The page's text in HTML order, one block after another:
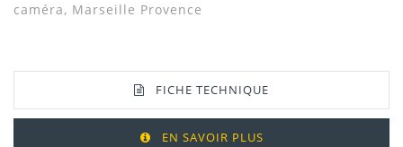
caméra, Marseille Provence
FICHE TECHNIQUE
EN SAVOIR PLUS